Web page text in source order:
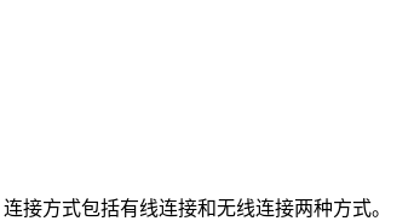
接方式包括有线连接和无线连接两种方式。